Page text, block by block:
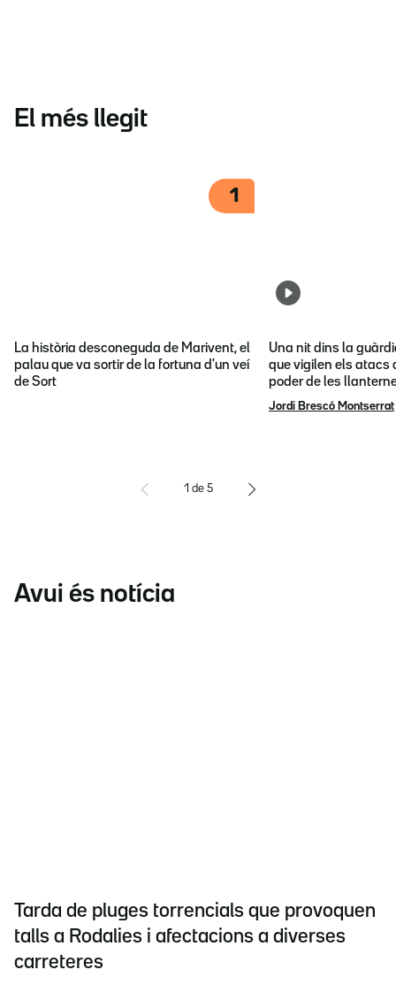
El més llegit
1
La història desconeguda de Marivent, el
palau que va sortir de la fortuna d'un veí
de Sort
Una nit dins la
que vigilen els atacs
poder de les
Jordi Brescó Montserrat
1 de 5
Avui és notícia
Tarda de pluges torrencials que provoquen
talls a Rodalies i afectacions a diverses
carreteres